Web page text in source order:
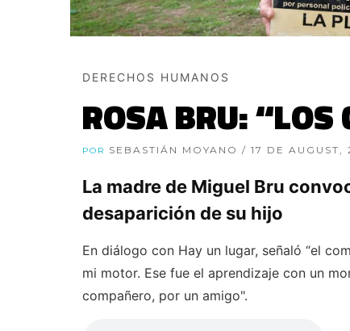
DERECHOS HUMANOS
ROSA BRU: “LOS
POR SEBASTIÁN MOYANO / 17 DE AUGUST,
La madre de Miguel Bru
desaparición de su hijo
En diálogo con Hay un lugar, señaló “el
mi motor. Ese fue el aprendizaje con un
compañero, por un amigo".